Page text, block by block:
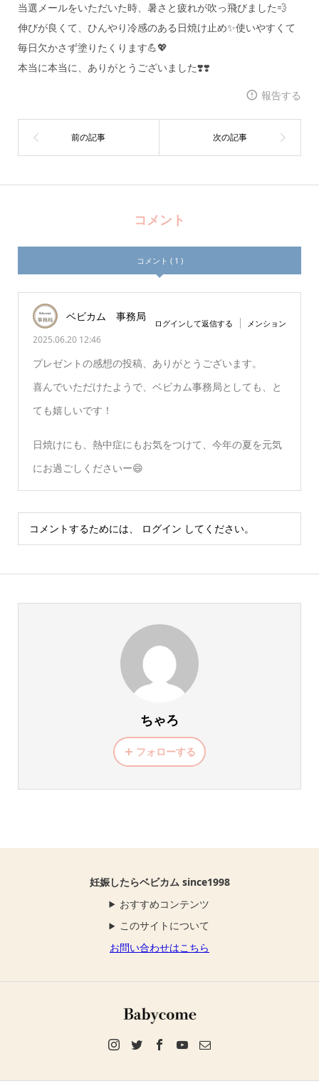
当選メールをいただいた時、暑さと疲れが吹っ飛びました💨
伸びが良くて、ひんやり冷感のある日焼け止め✨使いやすくて
毎日欠かさず塗りたくります💪💖
本当に本当に、ありがとうございました❣️❣️
報告する
コメント
コメント ( 1 )
ベビカム 事務局
2025.06.20 12:46
ログインして返信する メンション
プレゼントの感想の投稿、ありがとうございます。
喜んでいただけたようで、ベビカム事務局としても、と
ても嬉しいです！
日焼けにも、熱中症にもお気をつけて、今年の夏を元気
にお過ごしくださいー😄
コメントするためには、 ログイン してください。
ちゃろ
フォローする
妊娠したらベビカム since1998
おすすめコンテンツ
このサイトについて
お問い合わせはこちら